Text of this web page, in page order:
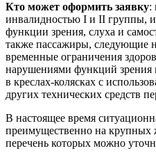
Кто может оформить заявку:
инвалидностью I и II группы,
функции зрения, слуха и
также пассажиры, следующие
временные ограничения
нарушениями функций зрения
в креслах-колясках с
других технических средств
В настоящее время
преимущественно на крупных
перечень которых можно